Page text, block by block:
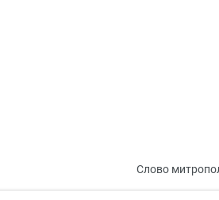
Слово